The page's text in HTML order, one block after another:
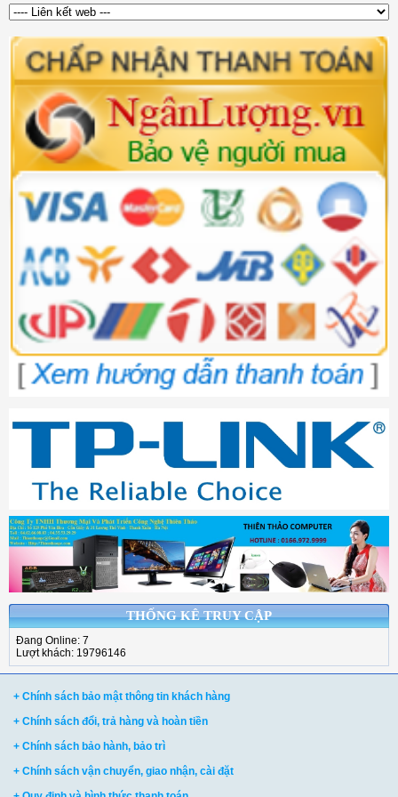
THỐNG KÊ TRUY CẬP
Đang Online: 7
Lượt khách: 19796146
+ Chính sách bảo mật thông tin khách hàng
+ Chính sách đổi, trả hàng và hoàn tiền
+ Chính sách bảo hành, bảo trì
+ Chính sách vận chuyển, giao nhận, cài đặt